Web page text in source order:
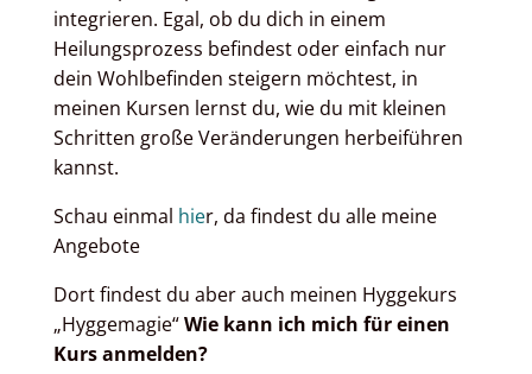
integrieren. Egal, ob du dich in einem
Heilungsprozess befindest oder einfach nur
dein Wohlbefinden steigern möchtest, in
meinen Kursen lernst du, wie du mit kleinen
Schritten große Veränderungen herbeiführen
kannst.
Schau einmal hier, da findest du alle meine
Angebote
Dort findest du aber auch meinen Hyggekurs
„Hyggemagie“Wie kann ich mich für einen
Kurs anmelden?